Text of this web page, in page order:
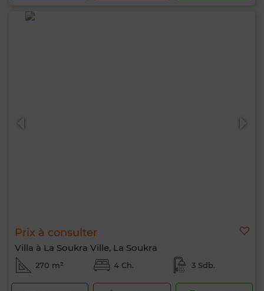
Prix à consulter
Villa à La Soukra Ville, La Soukra
270 m² 4 Ch. 3 Sdb.